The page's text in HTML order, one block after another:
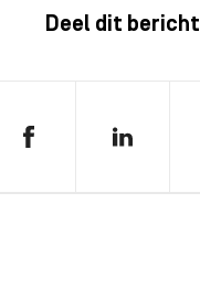
Deel dit bericht